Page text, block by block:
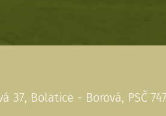
37, Bolatice - Borová, PSČ